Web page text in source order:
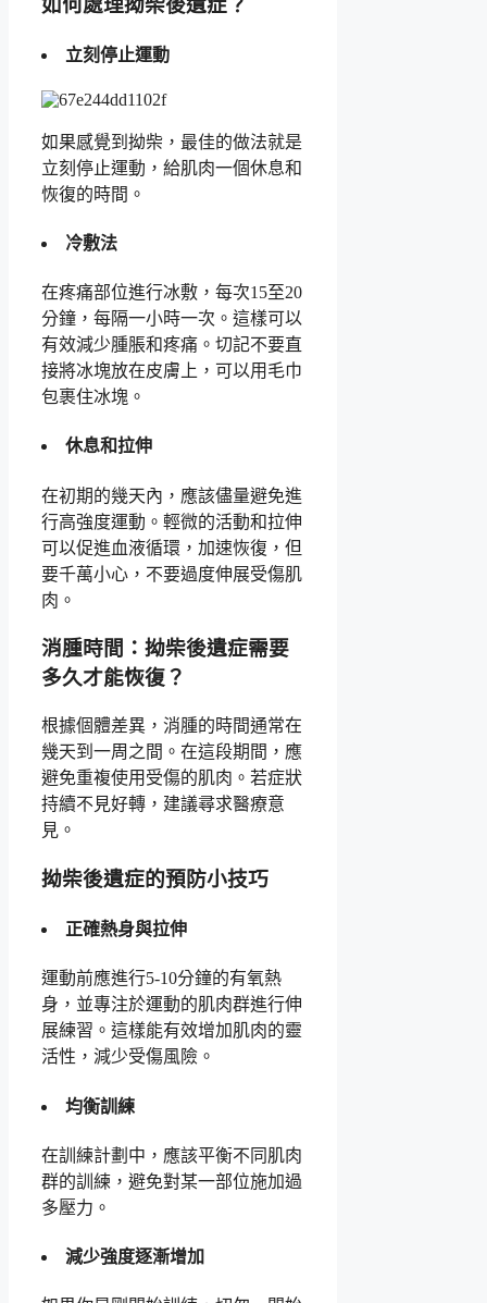
如何處理拗柴後遺症？
立刻停止運動
如果感覺到拗柴，最佳的做法就是
立刻停止運動，給肌肉一個休息和
恢復的時間。
冷敷法
在疼痛部位進行冰敷，每次15至20
分鐘，每隔一小時一次。這樣可以
有效減少腫脹和疼痛。切記不要直
接將冰塊放在皮膚上，可以用毛巾
包裹住冰塊。
休息和拉伸
在初期的幾天內，應該儘量避免進
行高強度運動。輕微的活動和拉伸
可以促進血液循環，加速恢復，但
要千萬小心，不要過度伸展受傷肌
肉。
消腫時間：拗柴後遺症需要
多久才能恢復？
根據個體差異，消腫的時間通常在
幾天到一周之間。在這段期間，應
避免重複使用受傷的肌肉。若症狀
持續不見好轉，建議尋求醫療意
見。
拗柴後遺症的預防小技巧
正確熱身與拉伸
運動前應進行5-10分鐘的有氧熱
身，並專注於運動的肌肉群進行伸
展練習。這樣能有效增加肌肉的靈
活性，減少受傷風險。
均衡訓練
在訓練計劃中，應該平衡不同肌肉
群的訓練，避免對某一部位施加過
多壓力。
減少強度逐漸增加